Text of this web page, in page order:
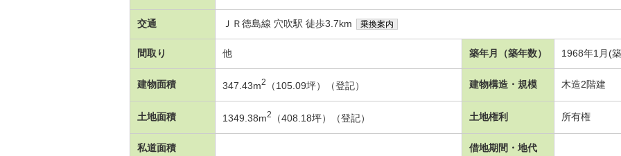
交通 ＪＲ徳島線 穴吹駅 徒歩3.7km 乗換案内
間取り 他 築年月（築年数） 1968年1月(
建物面積 347.43m2 （105.09坪）（登記） 建物構造・規模 木造2階建
土地面積 1349.38m2 （408.18坪）（登記） 土地権利 所有権
私道面積 借地期間・地代